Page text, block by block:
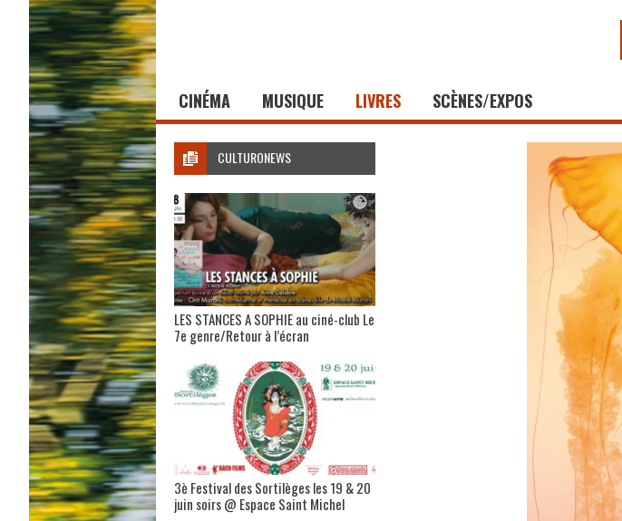
CINÉMA MUSIQUE LIVRES SCÈNES/EXPOS
CULTURONEWS
LES STANCES A SOPHIE au ciné-club Le
7e genre/Retour à l’écran
3è Festival des Sortilèges les 19 & 20
juin soirs @ Espace Saint Michel